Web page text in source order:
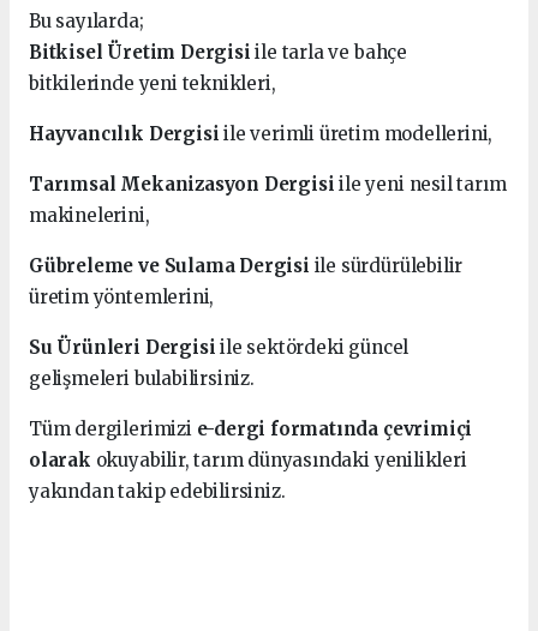
Bu sayılarda;
Bitkisel Üretim Dergisi ile tarla ve bahçe
bitkilerinde yeni teknikleri,
Hayvancılık Dergisi ile verimli üretim modellerini,
Tarımsal Mekanizasyon Dergisi ile yeni nesil tarım
makinelerini,
Gübreleme ve Sulama Dergisi ile sürdürülebilir
üretim yöntemlerini,
Su Ürünleri Dergisi ile sektördeki güncel
gelişmeleri bulabilirsiniz.
Tüm dergilerimizi e-dergi formatında çevrimiçi
olarak okuyabilir, tarım dünyasındaki yenilikleri
yakından takip edebilirsiniz.